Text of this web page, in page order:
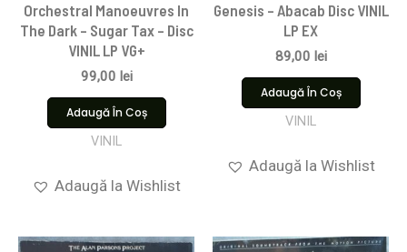
Orchestral Manoeuvres In
The Dark – Sugar Tax – Disc
VINIL LP VG+
99,00 lei
Adaugă În Coș
VINIL
Adaugă la Wishlist
Genesis – Abacab Disc VINIL
LP EX
89,00 lei
Adaugă În Coș
VINIL
Adaugă la Wishlist